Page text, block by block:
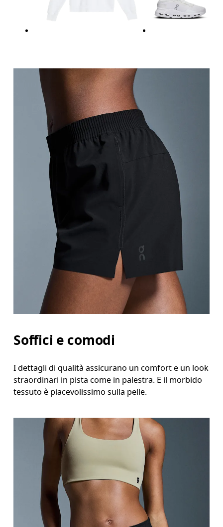
Misura il girovita nel punto più stretto (in
Giro coscia
Stai in piedi a gambe leggermente divaricate.
Interno gamba
Stai in piedi a gambe tese e leggermente
Soffici e comodi
I dettagli di qualità assicurano un comfort e un look
straordinari in pista come in palestra. E il morbido
tessuto è piacevolissimo sulla pelle.